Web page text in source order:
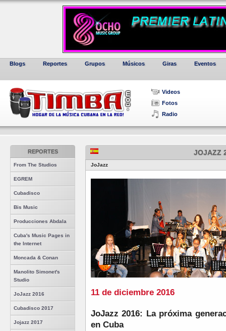
Blogs Reportes Grupos Músicos Giras Eventos
Videos
Fotos
Radio
REPORTES
From The Studios
EGREM
Cubadisco
Bis Music
Producciones Abdala
Cuba's Music Pages in
the Internet
Moncada & Conan
Manolito Simonet's
Studio
JoJazz 2016
Cubadisco 2017
Jojazz 2017
JOJAZZ
JoJazz
11 de diciembre 2016
JoJazz 2016: La próxima
en Cuba